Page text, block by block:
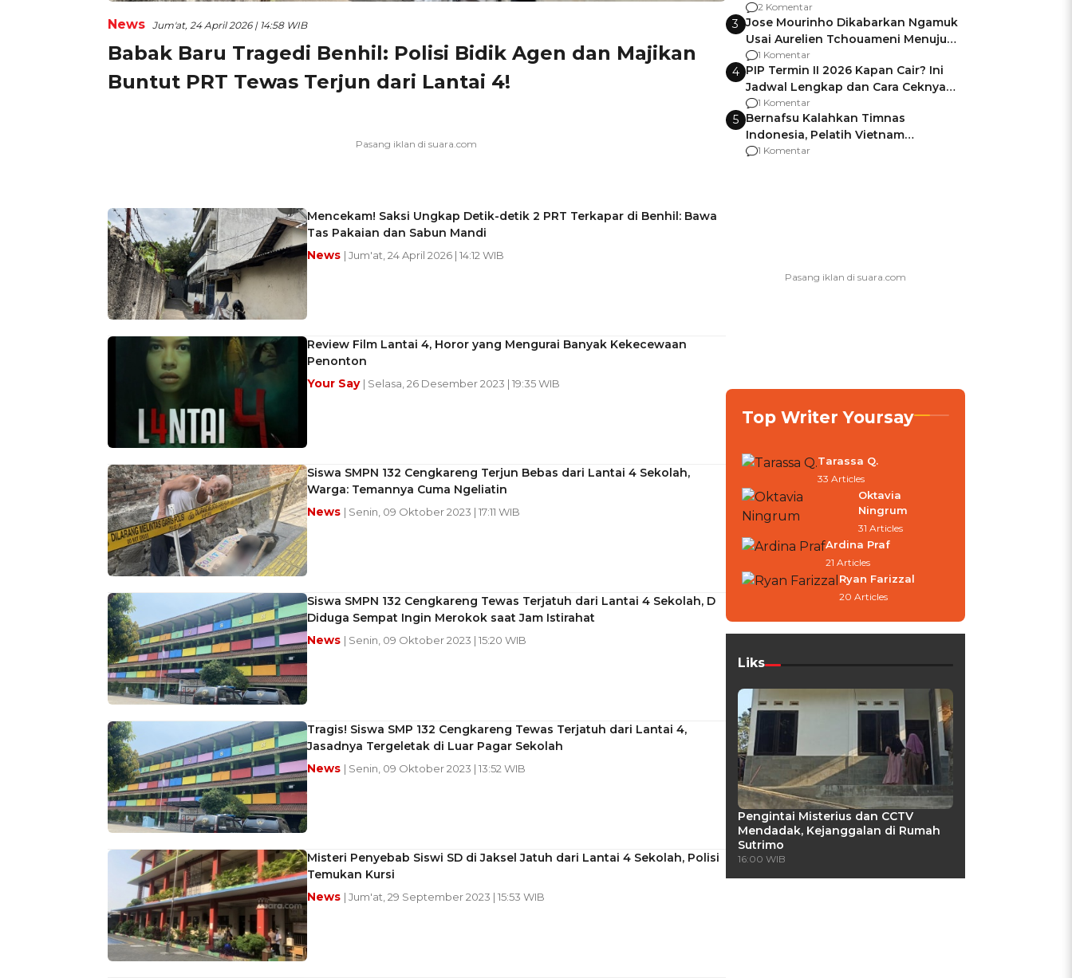
News Jum'at, 24 April 2026 | 14:58 WIB
Babak Baru Tragedi Benhil: Polisi Bidik Agen dan Majikan
Buntut PRT Tewas Terjun dari Lantai 4!
Mencekam! Saksi Ungkap Detik-detik 2 PRT Terkapar di Benhil: Bawa
Tas Pakaian dan Sabun Mandi
News | Jum'at, 24 April 2026 | 14:12 WIB
Review Film Lantai 4, Horor yang Mengurai Banyak Kekecewaan
Penonton
Your Say | Selasa, 26 Desember 2023 | 19:35 WIB
Siswa SMPN 132 Cengkareng Terjun Bebas dari Lantai 4 Sekolah,
Warga: Temannya Cuma Ngeliatin
News | Senin, 09 Oktober 2023 | 17:11 WIB
Siswa SMPN 132 Cengkareng Tewas Terjatuh dari Lantai 4 Sekolah, D
Diduga Sempat Ingin Merokok saat Jam Istirahat
News | Senin, 09 Oktober 2023 | 15:20 WIB
Tragis! Siswa SMP 132 Cengkareng Tewas Terjatuh dari Lantai 4,
Jasadnya Tergeletak di Luar Pagar Sekolah
News | Senin, 09 Oktober 2023 | 13:52 WIB
Misteri Penyebab Siswi SD di Jaksel Jatuh dari Lantai 4 Sekolah, Polisi
Temukan Kursi
News | Jum'at, 29 September 2023 | 15:53 WIB
Pemalang
2 Komentar
3 Jose Mourinho Dikabarkan Ngamuk
Usai Aurelien Tchouameni Menuju
Manchester United
1 Komentar
4 PIP Termin II 2026 Kapan Cair? Ini
Jadwal Lengkap dan Cara Ceknya
agar Dana Tidak Hangus!
1 Komentar
5 Bernafsu Kalahkan Timnas
Indonesia, Pelatih Vietnam
Berencana Pakai Jimat di Pakansari
1 Komentar
Top Writer Yoursay
Tarassa Q.
33 Articles
Oktavia
Ningrum
31 Articles
Ardina Praf
21 Articles
Ryan Farizzal
20 Articles
Liks
Pengintai Misterius dan CCTV
Mendadak, Kejanggalan di Rumah
Sutrimo
16:00 WIB